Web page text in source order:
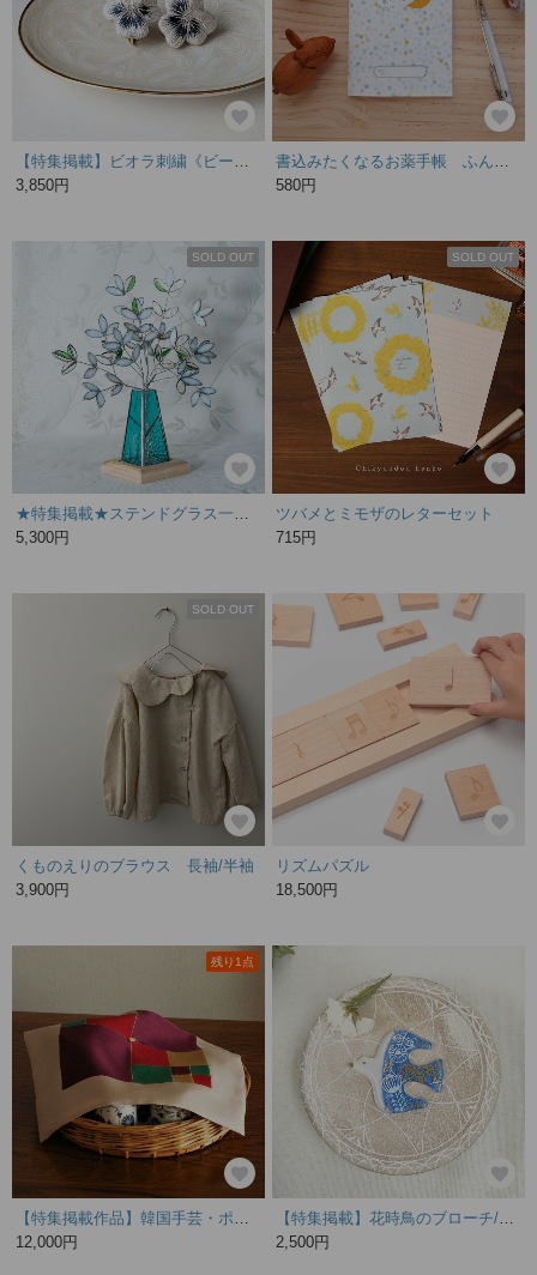
3,850円
580円
SOLD OUT
5,300円
SOLD OUT
ツバメとミモザのレターセット
715円
SOLD OUT
くものえりのブラウス 長袖/半袖
3,900円
リズムパズル
18,500円
残り1点
12,000円
2,500円